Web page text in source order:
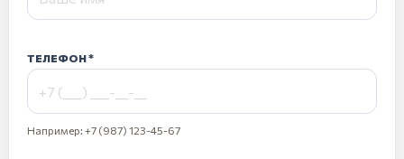
ТЕЛЕФОН
Например: +7 (987) 123-45-67